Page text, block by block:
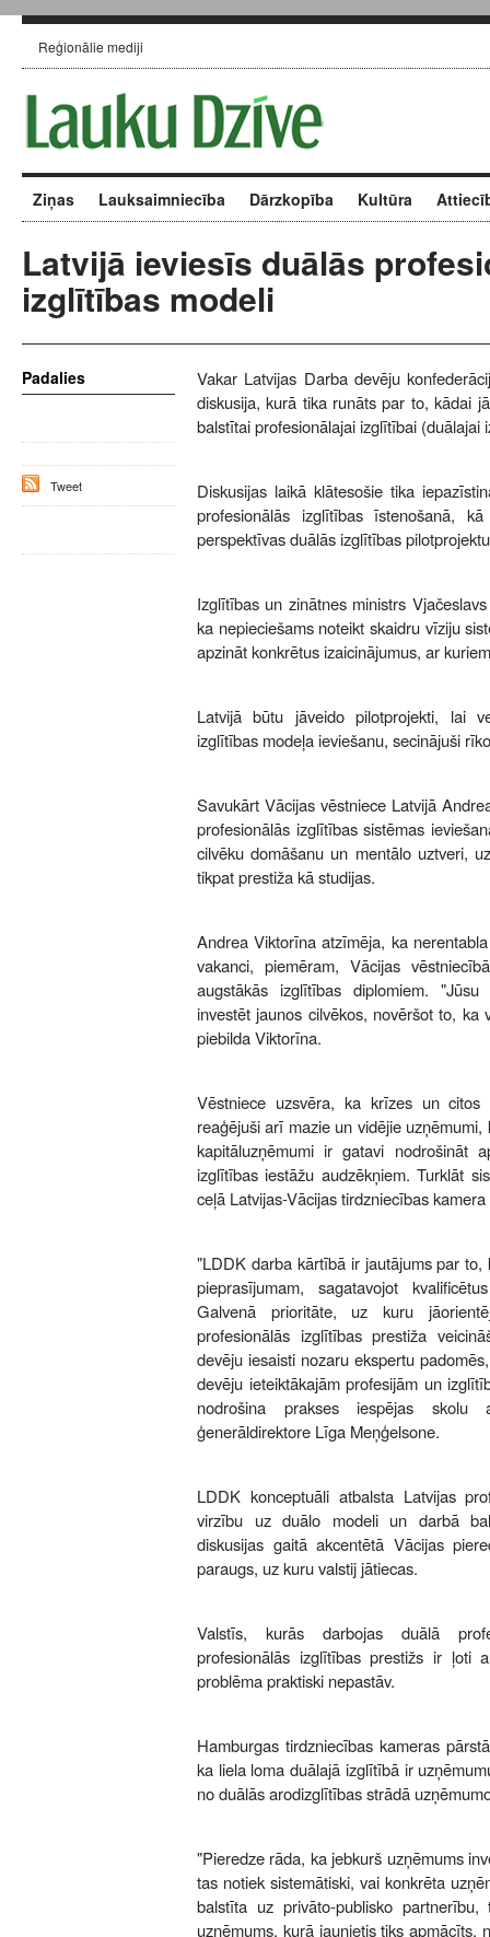
Reģionālie mediji
Ziņas Lauksaimniecība Dārzkopība Kultūra
Latvijā ieviesīs duālās
izglītības modeli
Vakar Latvijas Darba devēju
diskusija, kurā tika runāts par to, kādai
balstītai profesionālajai izglītībai (duālajai
Diskusijas laikā klātesošie tika
profesionālās izglītības īstenošanā,
perspektīvas duālās izglītības
Izglītības un zinātnes ministrs
ka nepieciešams noteikt skaidru vīziju
apzināt konkrētus izaicinājumus, ar
Latvijā būtu jāveido pilotprojekti, lai
izglītības modeļa ieviešanu, secinājuši
Savukārt Vācijas vēstniece Latvijā
profesionālās izglītības sistēmas
cilvēku domāšanu un mentālo uztveri,
tikpat prestiža kā studijas.
Andrea Viktorīna atzīmēja, ka
vakanci, piemēram, Vācijas
augstākās izglītības diplomiem.
investēt jaunos cilvēkos, novēršot to, ka
piebilda Viktorīna.
Vēstniece uzsvēra, ka krīzes un citos
reaģējuši arī mazie un vidējie
kapitāluzņēmumi ir gatavi nodrošināt
izglītības iestāžu audzēkņiem. Turklāt
ceļā Latvijas-Vācijas tirdzniecības
"LDDK darba kārtībā ir jautājums par
pieprasījumam, sagatavojot
Galvenā prioritāte, uz kuru
profesionālās izglītības prestiža
devēju iesaisti nozaru ekspertu
devēju ieteiktākajām profesijām un
nodrošina prakses iespējas skolu
ģenerāldirektore Līga Meņģelsone.
LDDK konceptuāli atbalsta Latvijas
virzību uz duālo modeli un darbā
diskusijas gaitā akcentētā Vācijas
paraugs, uz kuru valstij jātiecas.
Valstīs, kurās darbojas duālā
profesionālās izglītības prestižs ir ļoti
problēma praktiski nepastāv.
Hamburgas tirdzniecības kameras
ka liela loma duālajā izglītībā ir
no duālās arodizglītības strādā
"Pieredze rāda, ka jebkurš uzņēmums
tas notiek sistemātiski, vai konkrēta
balstīta uz privāto-publisko
uzņēmums, kurā jaunietis tiks apmācīts,
Padalies
Tweet